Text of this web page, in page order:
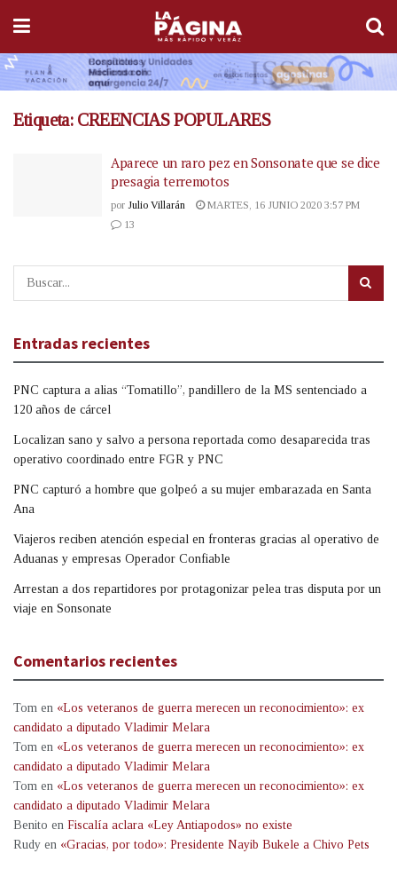
Etiqueta: CREENCIAS POPULARES
Aparece un raro pez en Sonsonate que se dice
presagia terremotos
por Julio Villarán
MARTES, 16 JUNIO 2020 3:57 PM
13
Entradas recientes
PNC captura a alias “Tomatillo”, pandillero de la MS sentenciado a
120 años de cárcel
Localizan sano y salvo a persona reportada como desaparecida tras
operativo coordinado entre FGR y PNC
PNC capturó a hombre que golpeó a su mujer embarazada en Santa
Ana
Viajeros reciben atención especial en fronteras gracias al operativo de
Aduanas y empresas Operador Confiable
Arrestan a dos repartidores por protagonizar pelea tras disputa por un
viaje en Sonsonate
Comentarios recientes
Tom en «Los veteranos de guerra merecen un reconocimiento»: ex
candidato a diputado Vladimir Melara
Tom en «Los veteranos de guerra merecen un reconocimiento»: ex
candidato a diputado Vladimir Melara
Tom en «Los veteranos de guerra merecen un reconocimiento»: ex
candidato a diputado Vladimir Melara
Benito en Fiscalía aclara «Ley Antiapodos» no existe
Rudy en «Gracias, por todo»: Presidente Nayib Bukele a Chivo Pets